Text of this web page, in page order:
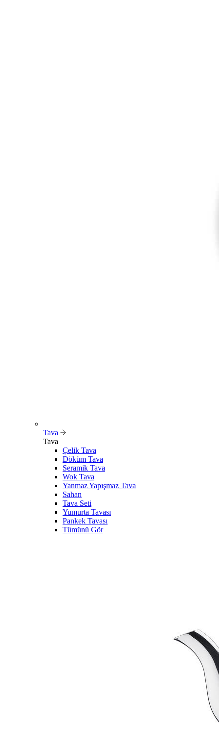
Tava
Tava
Çelik Tava
Döküm Tava
Seramik Tava
Wok Tava
Yanmaz Yapışmaz Tava
Sahan
Tava Seti
Yumurta Tavası
Pankek Tavası
Tümünü Gör